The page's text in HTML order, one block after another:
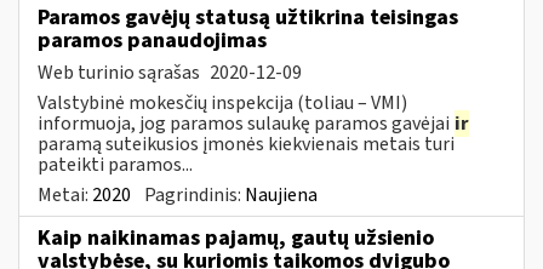
Paramos gavėjų statusą užtikrina teisingas
paramos panaudojimas
Web turinio sąrašas 2020-12-09
Valstybinė mokesčių inspekcija (toliau – VMI)
informuoja, jog paramos sulaukę paramos gavėjai ir
paramą suteikusios įmonės kiekvienais metais turi
pateikti paramos...
Metai: 2020 Pagrindinis: Naujiena
Kaip naikinamas pajamų, gautų užsienio
valstybėse, su kuriomis taikomos dvigubo